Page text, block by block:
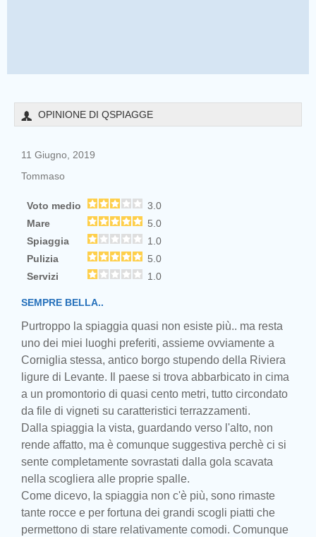
OPINIONE DI QSPIAGGE
11 Giugno, 2019
Tommaso
Voto medio
3.0
Mare
5.0
Spiaggia
1.0
Pulizia
5.0
Servizi
1.0
SEMPRE BELLA..
Purtroppo la spiaggia quasi non esiste più.. ma resta
uno dei miei luoghi preferiti, assieme ovviamente a
Corniglia stessa, antico borgo stupendo della Riviera
ligure di Levante. Il paese si trova abbarbicato in cima
a un promontorio di quasi cento metri, tutto circondato
da file di vigneti su caratteristici terrazzamenti.
Dalla spiaggia la vista, guardando verso l'alto, non
rende affatto, ma è comunque suggestiva perchè ci si
sente completamente sovrastati dalla gola scavata
nella scogliera alle proprie spalle.
Come dicevo, la spiaggia non c'è più, sono rimaste
tante rocce e per fortuna dei grandi scogli piatti che
permettono di stare relativamente comodi. Comunque